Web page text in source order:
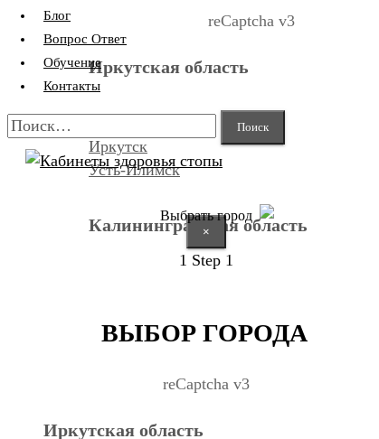
reCaptcha v3
Иркутская область
Иркутск
Усть-Илимск
Калининградская область
Блог
Вопрос Ответ
Обучение
Контакты
Найти:
Выбрать город
×
1 Step 1
ВЫБОР ГОРОДА
reCaptcha v3
Иркутская область